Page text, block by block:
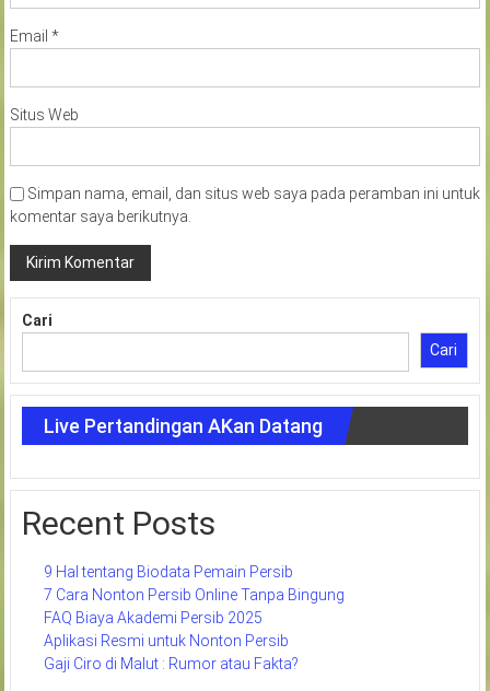
Email *
Situs Web
Simpan nama, email, dan situs web saya pada peramban ini untuk
komentar saya berikutnya.
Cari
Cari
Live Pertandingan AKan Datang
Recent Posts
9 Hal tentang Biodata Pemain Persib
7 Cara Nonton Persib Online Tanpa Bingung
FAQ Biaya Akademi Persib 2025
Aplikasi Resmi untuk Nonton Persib
Gaji Ciro di Malut : Rumor atau Fakta?